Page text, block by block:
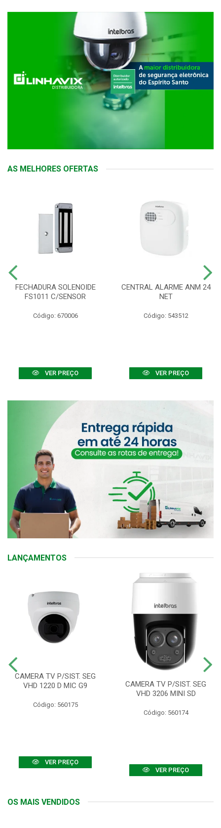
AS MELHORES OFERTAS
FECHADURA SOLENOIDE
FS1011 C/SENSOR
Código: 670006
VER PREÇO
CENTRAL ALARME ANM 24
NET
Código: 543512
VER PREÇO
LANÇAMENTOS
CAMERA TV P/SIST. SEG
VHD 1220 D MIC G9
Código: 560175
VER PREÇO
CAMERA TV P/SIST. SEG
VHD 3206 MINI SD
Código: 560174
VER PREÇO
OS MAIS VENDIDOS